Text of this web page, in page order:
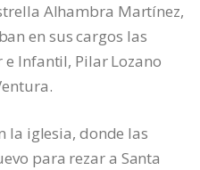
Alhambra Martínez,
en sus cargos las
Infantil, Pilar Lozano
la iglesia, donde las
para rezar a Santa